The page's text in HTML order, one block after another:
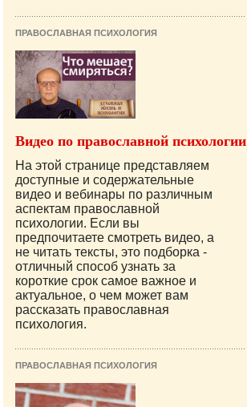
ПРАВОСЛАВНАЯ ПСИХОЛОГИЯ
Видео по православной психологии
На этой странице представляем
доступные и содержательные
видео и вебинары по различным
аспектам православной
психологии. Если вы
предпочитаете смотреть видео, а
не читать тексты, это подборка -
отличный способ узнать за
короткие срок самое важное и
актуальное, о чем может вам
рассказать православная
психология.
ПРАВОСЛАВНАЯ ПСИХОЛОГИЯ